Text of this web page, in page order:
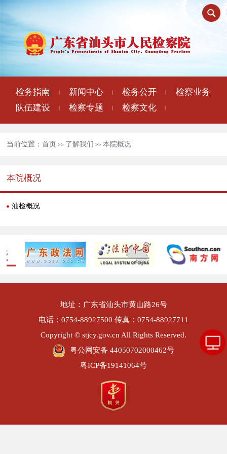
检务指南 新闻中心 检务公开
检察业务
队伍建设
检察专题 检察文化
当前位置：首页 >> 了解我们 >>本院概况
本院概况
汕检概况
地址：广东省汕头市黄山路26号
电话：0754-88927500 传真：0754-88927711
Copyright © stjcy.gov.cn All Rights Reserved.
粤公网安备 44050702000462号
粤ICP备19141064号